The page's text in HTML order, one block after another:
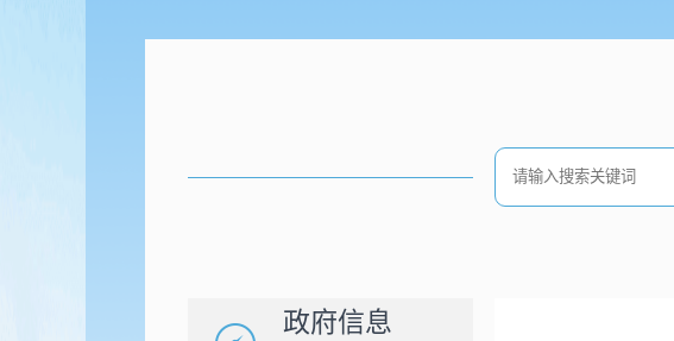
政府信息